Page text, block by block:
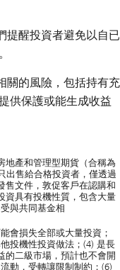
提醒投資者避免以自已
關的風險，包括持有充
供保護或能生成收益
地產和管理型期貨（合稱為
出售給合格投資者，僅透過
售文件，敦促客戶在認購和
資具有投機性質，包含大量
與共同基金相
會損失全部或大量投資；
投機性投資做法；(4) 是長
的二級市場，預計也不會開
動，受轉讓限制制約；(6)